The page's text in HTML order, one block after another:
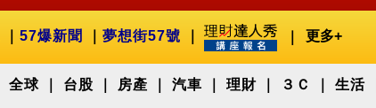
57爆新聞 夢想街57號 更多+
全球 台股 房產 汽車 理財 ３Ｃ 生活